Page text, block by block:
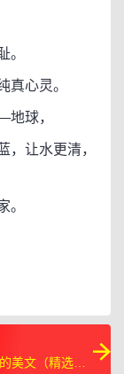
。
心灵。
球，
让水更清，
。
美文（精选30